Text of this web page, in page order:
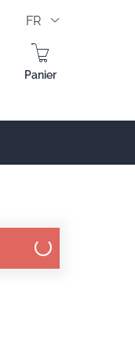
FR
Panier